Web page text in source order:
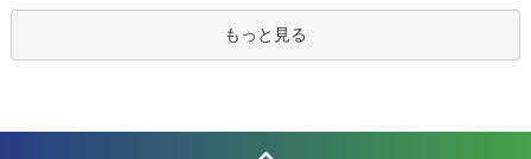
もっと見る